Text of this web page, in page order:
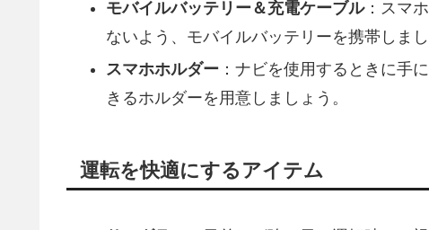
モバイルバッテリー＆充電ケーブル：スマ
ないよう、モバイルバッテリーを携帯しまし
スマホホルダー：ナビを使用するときに手
きるホルダーを用意しましょう。
運転を快適にするアイテム